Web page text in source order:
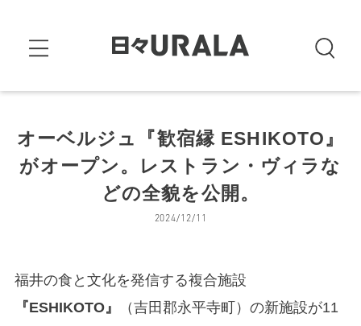
オーベルジュ『歓宿縁 ESHIKOTO』
がオープン。レストラン・ヴィラな
どの全貌を公開。
2024/12/11
福井の食と文化を発信する複合施設
『ESHIKOTO』
（吉田郡永平寺町）の新施設が11